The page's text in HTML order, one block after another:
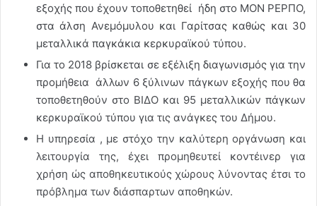
εξοχής που έχουν τοποθετηθεί ήδη στο ΜΟΝ ΡΕΡΠΟ,
στα άλση Ανεμόμυλου και Γαρίτσας καθώς και 30
μεταλλικά παγκάκια κερκυραϊκού τύπου.
Για το 2018 βρίσκεται σε εξέλιξη διαγωνισμός για την
προμήθεια άλλων 6 ξύλινων πάγκων εξοχής που θα
τοποθετηθούν στο ΒΙΔΟ και 95 μεταλλικών πάγκων
κερκυραϊκού τύπου για τις ανάγκες του Δήμου.
Η υπηρεσία , με στόχο την καλύτερη οργάνωση και
λειτουργία της, έχει προμηθευτεί κοντέινερ για
χρήση ώς αποθηκευτικούς χώρους λύνοντας έτσι το
πρόβλημα των διάσπαρτων αποθηκών.